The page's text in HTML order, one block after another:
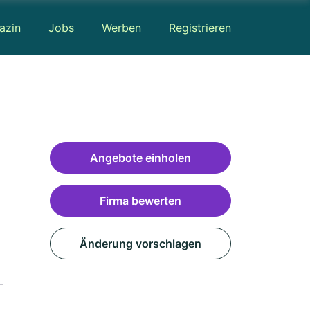
Jobs Werben Registrieren
Angebote einholen
Firma bewerten
Änderung vorschlagen